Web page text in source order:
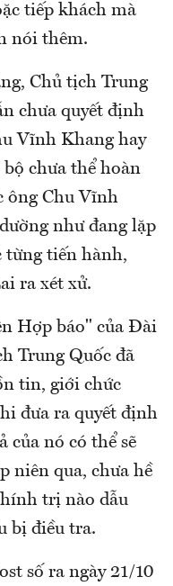
tiếp khách mà
nói thêm.
Chủ tịch Trung
chưa quyết định
Vĩnh Khang hay
chưa thể hoàn
ông Chu Vĩnh
như đang lặp
từng tiến hành,
ra xét xử.
Hợp báo" của Đài
Trung Quốc đã
tin, giới chức
đưa ra quyết định
của nó có thể sẽ
niên qua, chưa hề
trị nào dẫu
bị điều tra.
số ra ngày 21/10